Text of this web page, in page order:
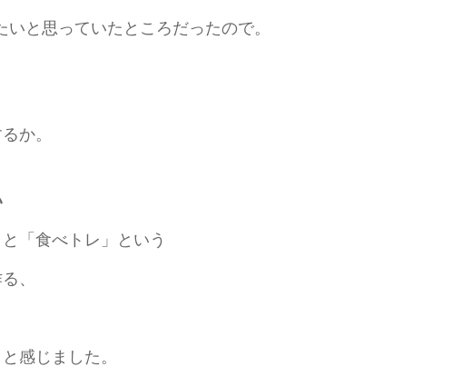
と思っていたところだったので。
か。
「食べトレ」という
、
感じました。